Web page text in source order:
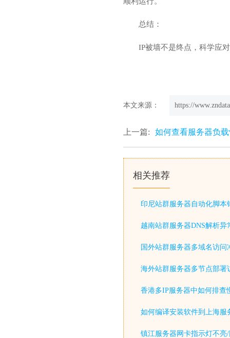
总结：
IP被墙不是终点，科学应
本文来源： https://
上一篇: 如何查看服务器负载
相关推荐
印尼站群服务器自动化脚本
越南站群服务器DNS解析异
国外站群服务器多域名访问
海外站群服务器多节点部署
香港多IP服务器中如何排查
如何编译安装软件到上海服
镇江服务器网卡指示灯不亮